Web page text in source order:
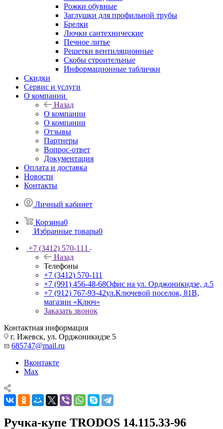
Рожки обувные
Заглушки для профильной трубы
Брелки
Лючки сантехнические
Печное литье
Решетки вентиляционные
Скобы строительные
Информационные таблички
Скидки
Сервис и услуги
О компании
Назад
О компании
О компании
Отзывы
Партнеры
Вопрос-ответ
Документация
Оплата и доставка
Новости
Контакты
Личный кабинет
Корзина0
Избранные товары0
+7 (3412) 570-111
Назад
Телефоны
+7 (3412) 570-111
+7 (991) 456-48-68Офис на ул. Орджоникидзе, д.5
+7 (912) 767-93-42ул.Ключевой поселок, 81В,
магазин «Ключ»
Заказать звонок
Контактная информация
г. Ижевск, ул. Орджоникидзе 5
685747@mail.ru
Вконтакте
Max
Ручка-купе TRODOS 14.115.33-96